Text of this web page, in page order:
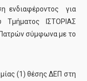
ενδιαφέροντος για
ΙΣΤΟΡΙΑΣ
σύμφωνα με το
(1) θέσης ΔΕΠ στη